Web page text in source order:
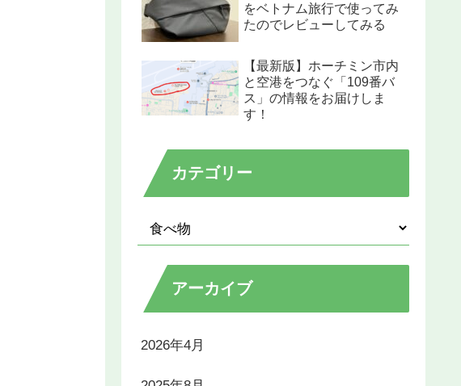
をベトナム旅行で使ってみ
たのでレビューしてみる
【最新版】ホーチミン市内
と空港をつなぐ「109番バ
ス」の情報をお届けしま
す！
カテゴリー
アーカイブ
2026年4月